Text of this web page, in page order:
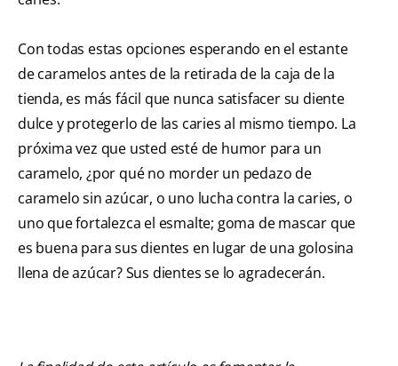
Con todas estas opciones esperando en el estante
de caramelos antes de la retirada de la caja de la
tienda, es más fácil que nunca satisfacer su diente
dulce y protegerlo de las caries al mismo tiempo. La
próxima vez que usted esté de humor para un
caramelo, ¿por qué no morder un pedazo de
caramelo sin azúcar, o uno lucha contra la caries, o
uno que fortalezca el esmalte; goma de mascar que
es buena para sus dientes en lugar de una golosina
llena de azúcar? Sus dientes se lo agradecerán.